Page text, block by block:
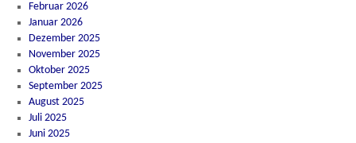
Februar 2026
Januar 2026
Dezember 2025
November 2025
Oktober 2025
September 2025
August 2025
Juli 2025
Juni 2025